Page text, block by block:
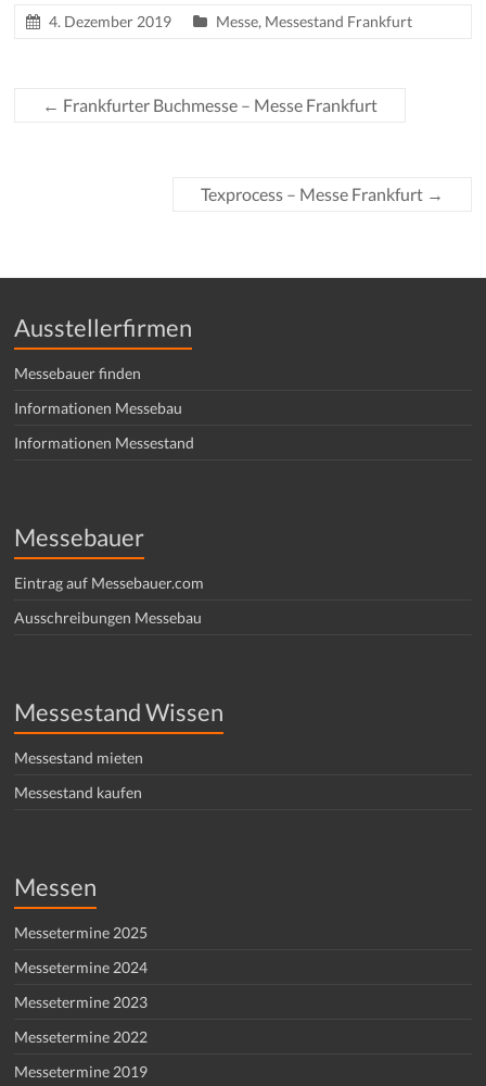
4. Dezember 2019 Messe, Messestand Frankfurt
← Frankfurter Buchmesse – Messe Frankfurt
Texprocess – Messe Frankfurt →
Ausstellerfirmen
Messebauer finden
Informationen Messebau
Informationen Messestand
Messebauer
Eintrag auf Messebauer.com
Ausschreibungen Messebau
Messestand Wissen
Messestand mieten
Messestand kaufen
Messen
Messetermine 2025
Messetermine 2024
Messetermine 2023
Messetermine 2022
Messetermine 2019